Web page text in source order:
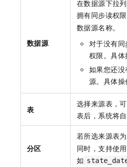
数据源
在数据源下拉
拥有同步读权
数据源名称。
对于没有
权限。具
如果您还没
源。具体
表
选择来源表，
表后，系统将
分区
若所选来源表
同时，支持使
如